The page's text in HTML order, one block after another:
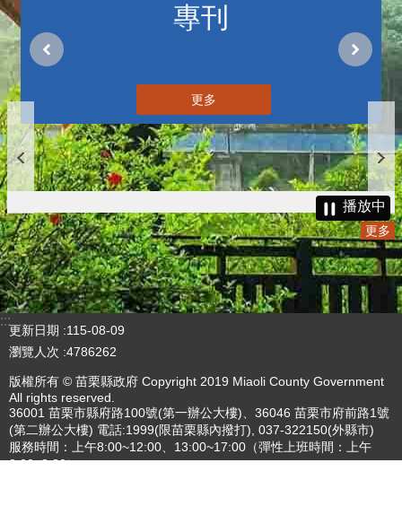
專刊
更多
播放中
更多
:::
更新日期
115-08-09
瀏覽人次 4786262
版權所有 © 苗栗縣政府 Copyright 2019 Miaoli County Government
All rights reserved.
36001 苗栗市縣府路100號(第一辦公大樓)、36046 苗栗市府前路1號
(第二辦公大樓) 電話:1999(限苗栗縣內撥打), 037-322150(外縣市)
服務時間：上午8:00~12:00、13:00~17:00（彈性上班時間：上午
8:00~8:30）